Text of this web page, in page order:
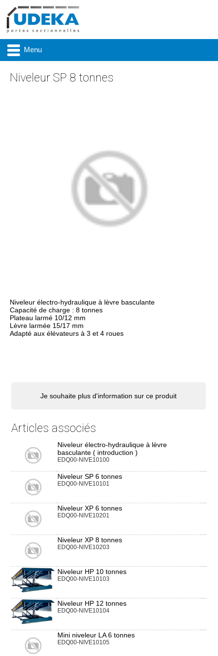
Menu
Niveleur SP 8 tonnes
Niveleur électro-hydraulique à lèvre basculante
Capacité de charge : 8 tonnes
Plateau larmé 10/12 mm
Lèvre larmée 15/17 mm
Adapté aux élévateurs à 3 et 4 roues
Je souhaite plus d'information sur ce produit
Articles associés
Niveleur électro-hydraulique à lèvre
basculante ( introduction )
EDQ00-NIVE10100
Niveleur SP 6 tonnes
EDQ00-NIVE10101
Niveleur XP 6 tonnes
EDQ00-NIVE10201
Niveleur XP 8 tonnes
EDQ00-NIVE10203
Niveleur HP 10 tonnes
EDQ00-NIVE10103
Niveleur HP 12 tonnes
EDQ00-NIVE10104
Mini niveleur LA 6 tonnes
EDQ00-NIVE10105